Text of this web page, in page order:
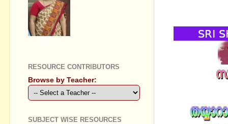
RESOURCE CONTRIBUTORS
Browse by Teacher:
SUBJECT WISE RESOURCES